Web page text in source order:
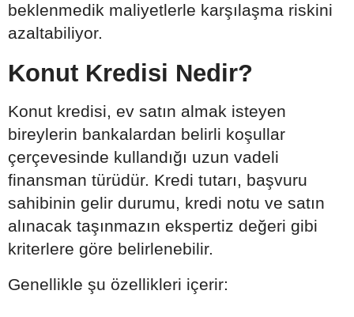
beklenmedik maliyetlerle karşılaşma riskini
azaltabiliyor.
Konut Kredisi Nedir?
Konut kredisi, ev satın almak isteyen
bireylerin bankalardan belirli koşullar
çerçevesinde kullandığı uzun vadeli
finansman türüdür. Kredi tutarı, başvuru
sahibinin gelir durumu, kredi notu ve satın
alınacak taşınmazın ekspertiz değeri gibi
kriterlere göre belirlenebilir.
Genellikle şu özellikleri içerir: